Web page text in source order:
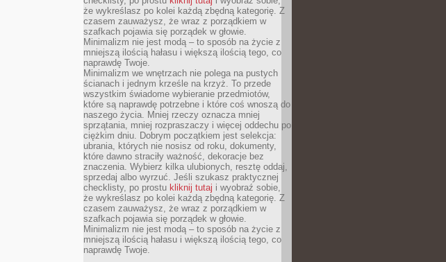
że wykreślasz po kolei każdą zbędną kategorię. Z
czasem zauważysz, że wraz z porządkiem w
szafkach pojawia się porządek w głowie.
Minimalizm nie jest modą – to sposób na życie z
mniejszą ilością hałasu i większą ilością tego, co
naprawdę Twoje.
Minimalizm we wnętrzach nie polega na pustych
ścianach i jednym krześle na krzyż. To przede
wszystkim świadome wybieranie przedmiotów,
które są naprawdę potrzebne i które coś wnoszą do
naszego życia. Mniej rzeczy oznacza mniej
sprzątania, mniej rozpraszaczy i więcej oddechu po
ciężkim dniu. Dobrym początkiem jest selekcja:
ubrania, których nie nosisz od roku, dokumenty,
które dawno straciły ważność, dekoracje bez
znaczenia. Wybierz kilka ulubionych, resztę oddaj,
sprzedaj albo wyrzuć. Jeśli szukasz praktycznej
checklisty, po prostu kliknij tutaj i wyobraź sobie,
że wykreślasz po kolei każdą zbędną kategorię. Z
czasem zauważysz, że wraz z porządkiem w
szafkach pojawia się porządek w głowie.
Minimalizm nie jest modą – to sposób na życie z
mniejszą ilością hałasu i większą ilością tego, co
naprawdę Twoje.